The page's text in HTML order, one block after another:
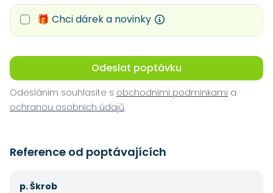
🎁 Chci dárek a novinky
Odeslat poptávku
Odesláním souhlasíte s obchodními podmínkami a
ochranou osobních údajů.
Reference od poptávajících
p. Škrob